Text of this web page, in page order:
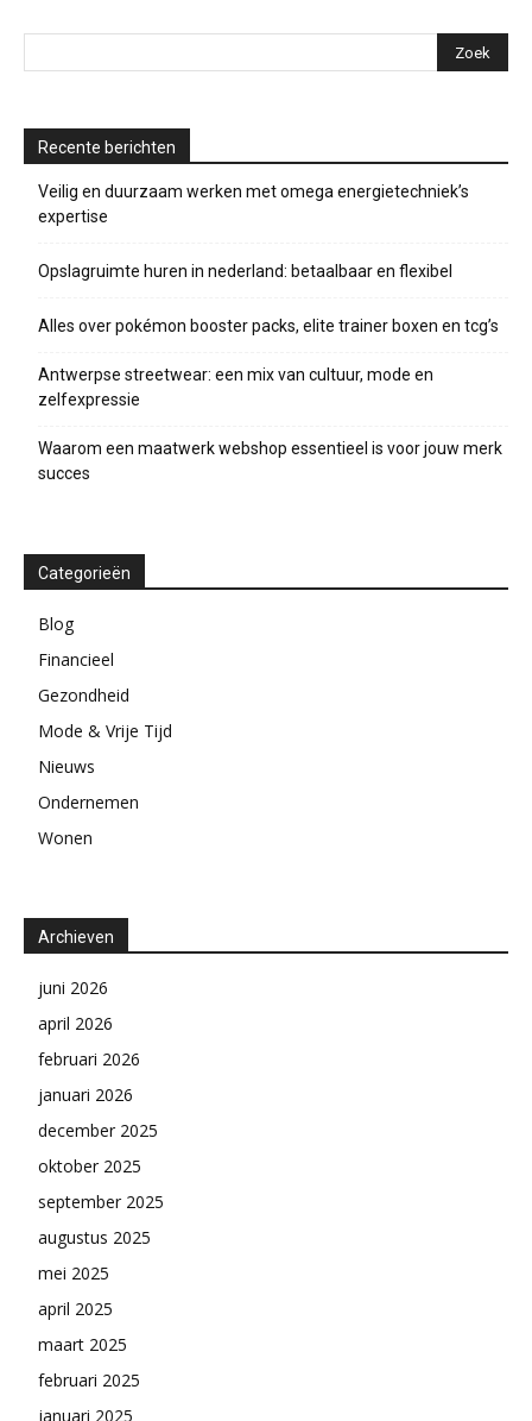
Recente berichten
Veilig en duurzaam werken met omega energietechniek’s
expertise
Opslagruimte huren in nederland: betaalbaar en flexibel
Alles over pokémon booster packs, elite trainer boxen en tcg’s
Antwerpse streetwear: een mix van cultuur, mode en
zelfexpressie
Waarom een maatwerk webshop essentieel is voor jouw merk
succes
Categorieën
Blog
Financieel
Gezondheid
Mode & Vrije Tijd
Nieuws
Ondernemen
Wonen
Archieven
juni 2026
april 2026
februari 2026
januari 2026
december 2025
oktober 2025
september 2025
augustus 2025
mei 2025
april 2025
maart 2025
februari 2025
januari 2025